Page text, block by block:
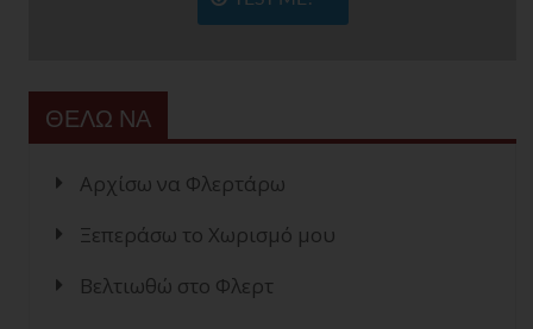
ΘΕΛΩ ΝΑ
Αρχίσω να Φλερτάρω
Ξεπεράσω το Χωρισμό μου
Βελτιωθώ στο Φλερτ